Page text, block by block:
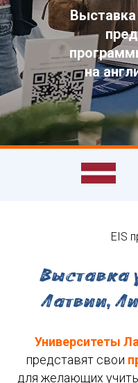
Выставка
на
EIS
Выставка
Латвии,
Университеты
представят свои
для желающих